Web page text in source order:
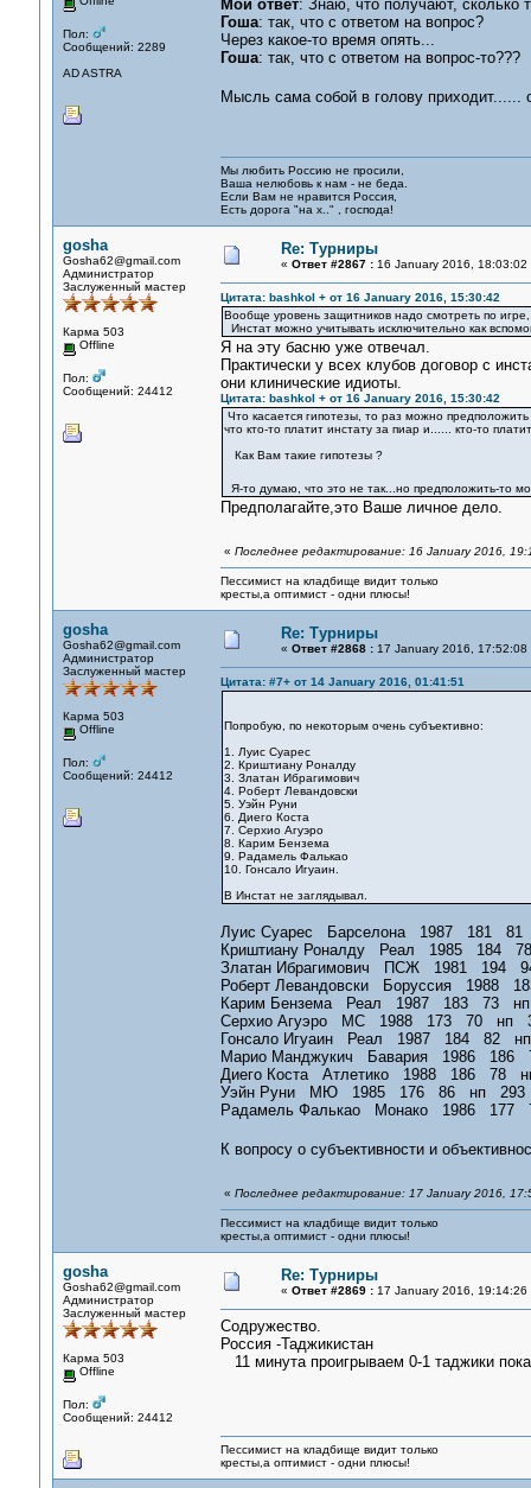
Пол:
Сообщений: 2289
AD ASTRA
Мой ответ: Знаю, что получают, сколько
Гоша: так, что с ответом на вопрос?
Через какое-то время опять...
Гоша: так, что с ответом на вопрос-то???
Мысль сама собой в голову приходит......
Мы любить Россию не просили,
Ваша нелюбовь к нам - не беда.
Если Вам не нравится Россия,
Есть дорога "на х.." , господа!
gosha
Gosha62@gmail.com
Администратор
Заслуженный мастер
Карма 503
Offline
Пол:
Сообщений: 24412
Re: Турниры
« Ответ #2867 :16 January 2016, 18:03:02
Цитата: bashkol + от 16 January 2016, 15:30:42
Вообще уровень защитников надо смотреть по игре,
Инстат можно учитывать исключительно как
Я на эту басню уже отвечал.
Практически у всех клубов договор с
они клинические идиоты.
Цитата: bashkol + от 16 January 2016, 15:30:42
Что касается гипотезы, то раз можно
что кто-то платит инстату за пиар и...... кто-то
Как Вам такие гипотезы ?
Я-то думаю, что это не так...но предположить-то
Предполагайте,это Ваше личное дело.
« Последнее редактирование: 16 January 2016,
Пессимист на кладбище видит только
кресты,а оптимист - одни плюсы!
gosha
Gosha62@gmail.com
Администратор
Заслуженный мастер
Карма 503
Offline
Пол:
Сообщений: 24412
Re: Турниры
« Ответ #2868 :17 January 2016, 17:52:08
Цитата: #7+ от 14 January 2016, 01:41:51
Попробую, по некоторым очень субъективно:
1. Луис Суарес
2. Криштиану Роналду
3. Златан Ибрагимович
4. Роберт Левандовски
5. Уэйн Руни
6. Диего Коста
7. Серхио Агуэро
8. Карим Бензема
9. Радамель Фалькао
10. Гонсало Игуаин.
В Инстат не заглядывал.
Луис Суарес Барселона 1987 181
Криштиану Роналду Реал 1985 184
Златан Ибрагимович ПСЖ 1981 194
Роберт Левандовски Боруссия 1988
Карим Бензема Реал 1987 183 73
Серхио Агуэро МС 1988 173 70 нп
Гонсало Игуаин Реал 1987 184 82
Марио Манджукич Бавария 1986
Диего Коста Атлетико 1988 186 78
Уэйн Руни МЮ 1985 176 86 нп 293
Радамель Фалькао Монако 1986
К вопросу о субъективности и
« Последнее редактирование: 17 January 2016,
Пессимист на кладбище видит только
кресты,а оптимист - одни плюсы!
gosha
Gosha62@gmail.com
Администратор
Заслуженный мастер
Карма 503
Offline
Пол:
Сообщений: 24412
Re: Турниры
« Ответ #2869 :17 January 2016, 19:14:26
Содружество.
Россия -Таджикистан
11 минута проигрываем 0-1 таджики
Пессимист на кладбище видит только
кресты,а оптимист - одни плюсы!